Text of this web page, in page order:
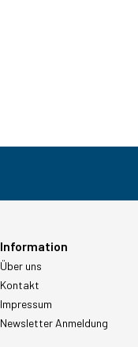
Information
Über uns
Kontakt
Impressum
Newsletter Anmeldung